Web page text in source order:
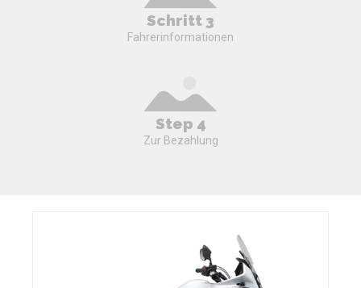
Schritt 3
Fahrerinformationen
Step 4
Zur Bezahlung